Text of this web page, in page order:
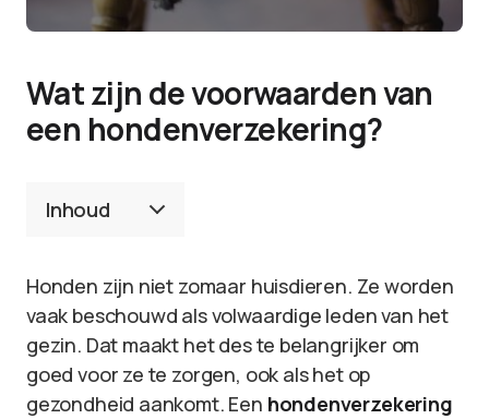
Wat zijn de voorwaarden van
een hondenverzekering?
Inhoud
Honden zijn niet zomaar huisdieren. Ze worden
vaak beschouwd als volwaardige leden van het
gezin. Dat maakt het des te belangrijker om
goed voor ze te zorgen, ook als het op
gezondheid aankomt. Een hondenverzekering